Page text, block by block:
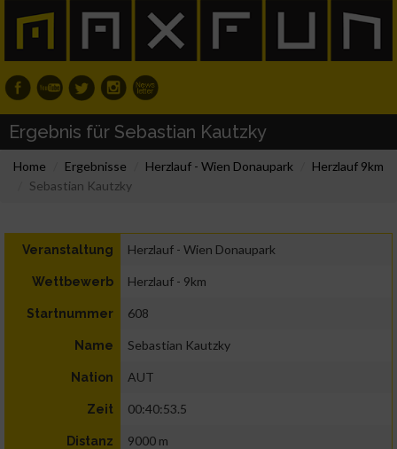
Ergebnis für Sebastian Kautzky
Home Ergebnisse Herzlauf - Wien Donaupark
Herzlauf 9km
Sebastian Kautzky
Veranstaltung Herzlauf - Wien Donaupark
Wettbewerb Herzlauf - 9km
Startnummer 608
Name Sebastian Kautzky
Nation AUT
Zeit 00:40:53.5
Distanz 9000 m